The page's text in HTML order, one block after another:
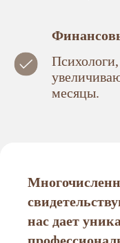
месяцы.
нас дает